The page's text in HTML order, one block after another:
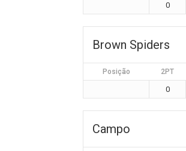
0
Brown Spiders
Posição 2PT
0
Campo